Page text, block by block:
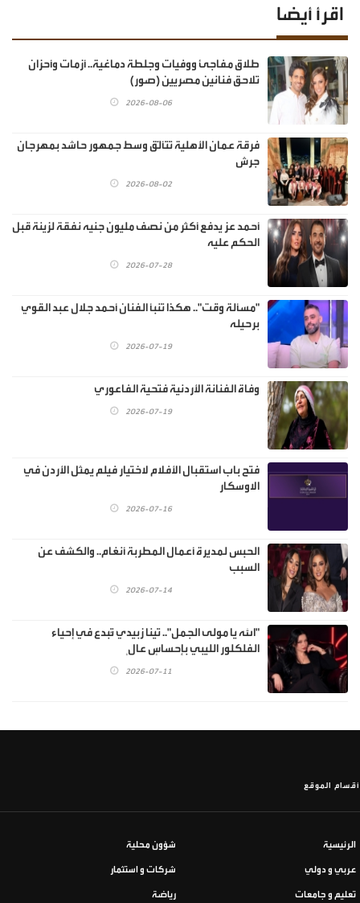
اقرأ أيضا
طلاق مفاجئ ووفيات وجلطة دماغية.. أزمات وأحزان
تلاحق فنانين مصريين (صور)
2026-08-06
فرقة عمان الأهلية تتألّق وسط جمهور حاشد بمهرجان
جرش
2026-08-02
أحمد عز يدفع أكثر من نصف مليون جنيه نفقة لزينة قبل
الحكم عليه
2026-07-28
"مسألة وقت".. هكذا تنبأ الفنان أحمد جلال عبد القوي
برحيله
2026-07-19
وفاة الفنانة الأردنية فتحية الفاعوري
2026-07-19
فتح باب استقبال الأفلام لاختيار فيلم يمثل الأردن في
الاوسكار
2026-07-16
الحبس لمديرة أعمال المطربة أنغام.. والكشف عن
السبب
2026-07-14
"الله يا مولى الجمل".. تينا زبيدي تُبدع في إحياء
الفلكلور الليبي بإحساسٍ عالٍ
2026-07-11
أقسام الموقع
الرئيسية شؤون محلية
عربي و دولي شركات و استثمار
تعليم و جامعات رياضة